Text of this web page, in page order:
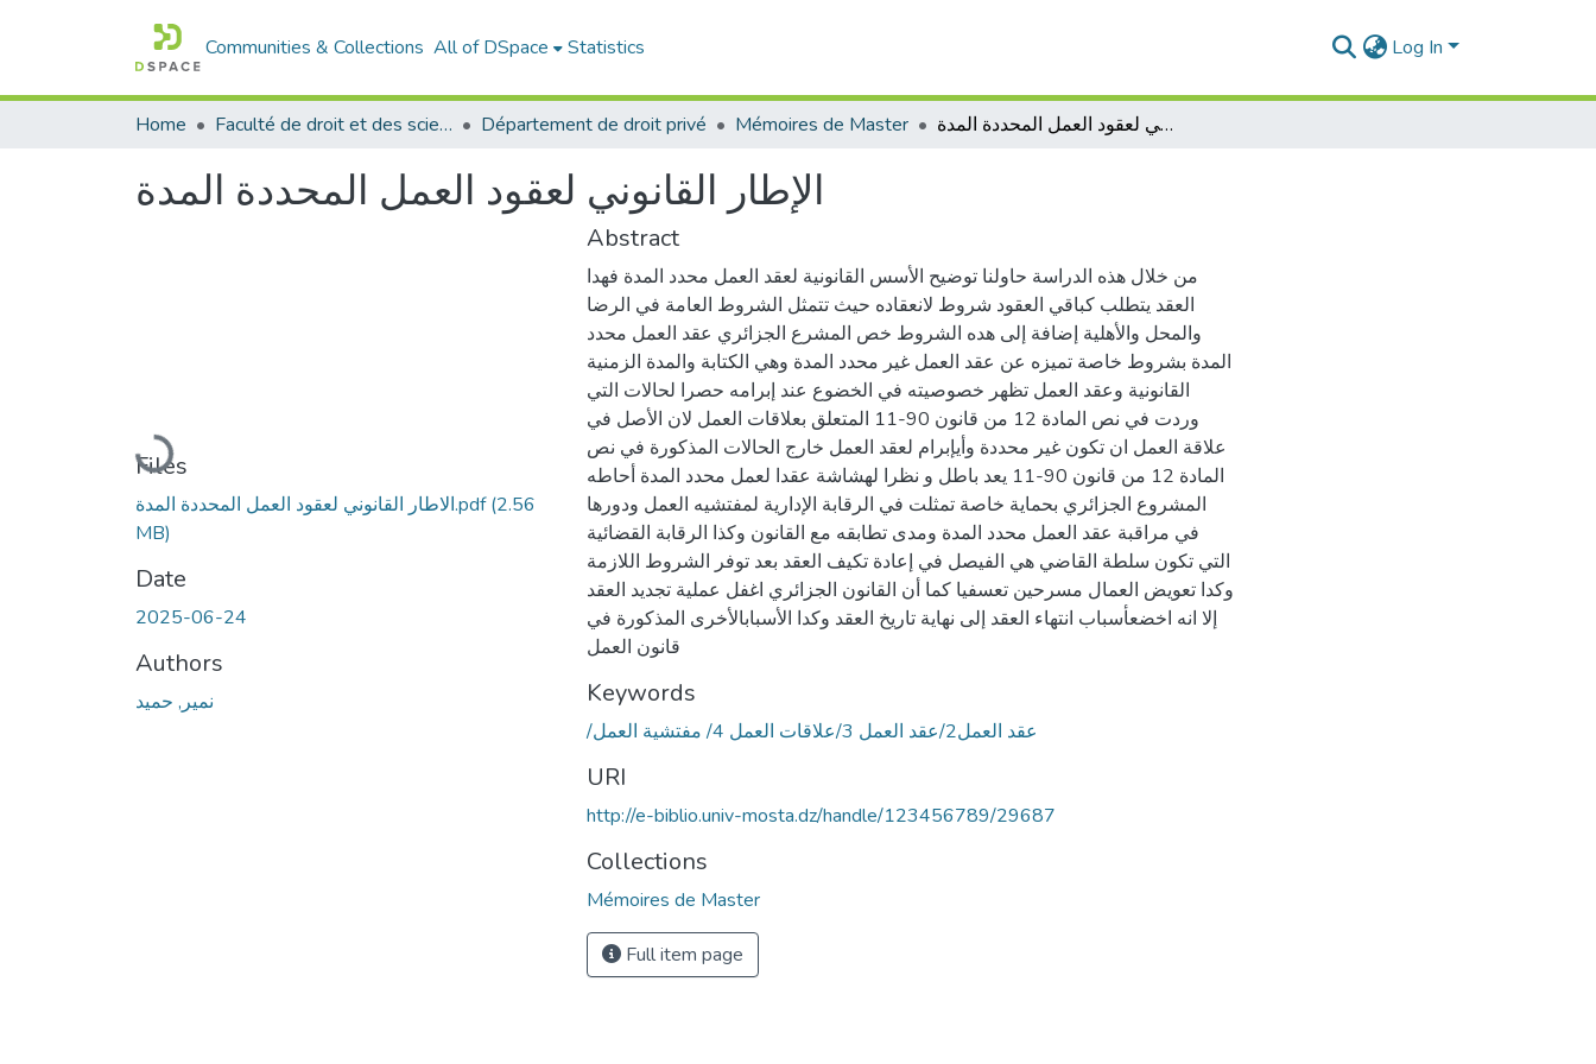
Communities & Collections All of DSpace Statistics Log In
Home Faculté de droit et des sciences politiques Département de droit privé Mémoires de Master الإطار القانوني لعقود العمل المحددة المدة
الإطار القانوني لعقود العمل المحددة المدة
Loading...
Files
الاطار القانوني لعقود العمل المحددة المدة.pdf(2.56
MB)
Date
2025-06-24
Authors
نمير, حميد
Abstract
من خلال هذه الدراسة حاولنا توضيح الأسس القانونية لعقد العمل محدد المدة فهدا
العقد يتطلب كباقي العقود شروط لانعقاده حيث تتمثل الشروط العامة في الرضا
والمحل والأهلية إضافة إلى هده الشروط خص المشرع الجزائري عقد العمل محدد
المدة بشروط خاصة تميزه عن عقد العمل غير محدد المدة وهي الكتابة والمدة الزمنية
القانونية وعقد العمل تظهر خصوصيته في الخضوع عند إبرامه حصرا لحالات التي
وردت في نص المادة 12 من قانون 90-11 المتعلق بعلاقات العمل لان الأصل في
علاقة العمل ان تكون غير محددة وأيإبرام لعقد العمل خارج الحالات المذكورة في نص
المادة 12 من قانون 90-11 يعد باطل و نظرا لهشاشة عقدا لعمل محدد المدة أحاطه
المشروع الجزائري بحماية خاصة تمثلت في الرقابة الإدارية لمفتشيه العمل ودورها
في مراقبة عقد العمل محدد المدة ومدى تطابقه مع القانون وكذا الرقابة القضائية
التي تكون سلطة القاضي هي الفيصل في إعادة تكيف العقد بعد توفر الشروط اللازمة
وكدا تعويض العمال مسرحين تعسفيا كما أن القانون الجزائري اغفل عملية تجديد العقد
إلا انه اخضعأسباب انتهاء العقد إلى نهاية تاريخ العقد وكدا الأسبابالأخرى المذكورة في
قانون العمل
Keywords
/عقد العمل2/عقد العمل 3/علاقات العمل 4/ مفتشية العمل
URI
http://e-biblio.univ-mosta.dz/handle/123456789/29687
Collections
Mémoires de Master
Full item page